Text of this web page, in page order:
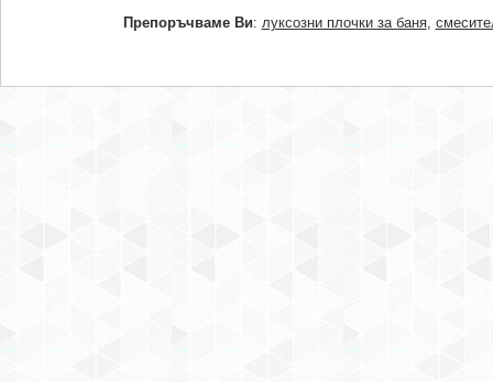
Препоръчваме Ви: луксозни плочки за баня,